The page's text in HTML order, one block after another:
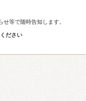
等で随時告知します。
ださい